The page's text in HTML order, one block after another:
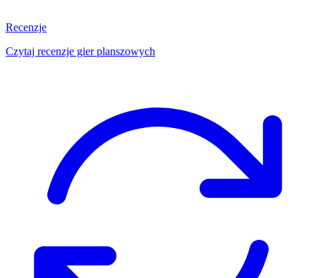
Recenzje
Czytaj recenzje gier planszowych